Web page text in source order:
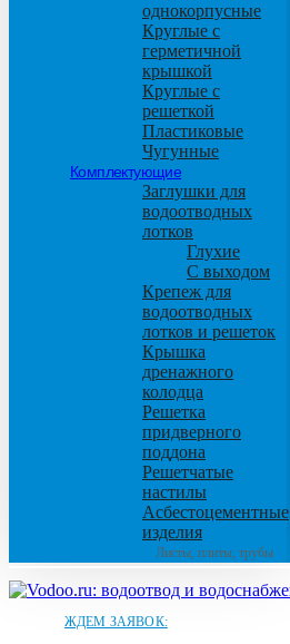
однокорпусные
Круглые с
герметичной
крышкой
Круглые с
решеткой
Пластиковые
Чугунные
Комплектующие
Заглушки для
водоотводных
лотков
Глухие
С выходом
Крепеж для
водоотводных
лотков и решеток
Крышка
дренажного
колодца
Решетка
придверного
поддона
Решетчатые
настилы
Асбестоцементные
изделия
Листы, плиты, трубы
ЖДЕМ ЗАЯВОК: